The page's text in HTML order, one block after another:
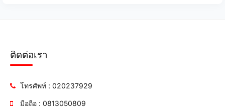
ติดต่อเรา
โทรศัพท์ : 020237929
มือถือ : 0813050809